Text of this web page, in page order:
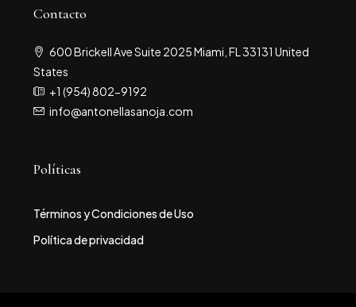
Contacto
600 Brickell Ave Suite 2025 Miami, FL 33131 United
States
+1 (954) 802-9192
info@antonellasanoja.com
Políticas
Términos y Condiciones de Uso
Política de privacidad